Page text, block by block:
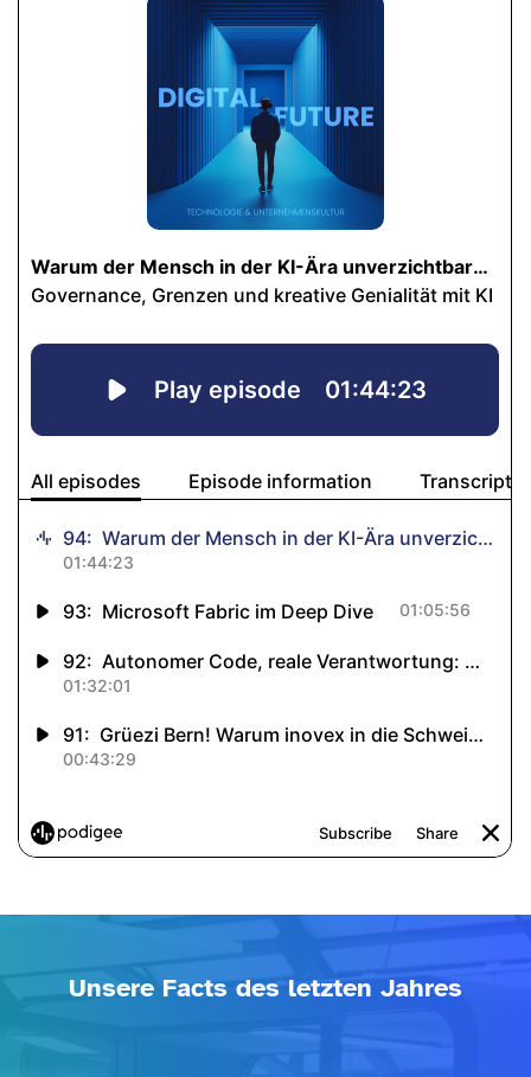
Unsere Facts des letzten Jahres